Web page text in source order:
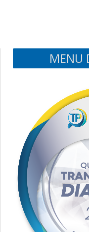
MENU